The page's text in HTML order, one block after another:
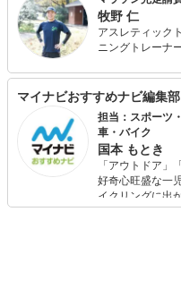
牧野 仁
アスレティック
ニングトレーナーとして活躍。
ランナーの指導
立。 NHKBS「ラン×スマ」などで指導。著書「楽して走ろ
うフルマラソン
ークサービス代表
マイナビおすすめナビ編集部
担当：スポーツ
車・バイク
国本 もとき
「アウトドア」
好奇心旺盛な一
イクリングに出
ます。読者の「